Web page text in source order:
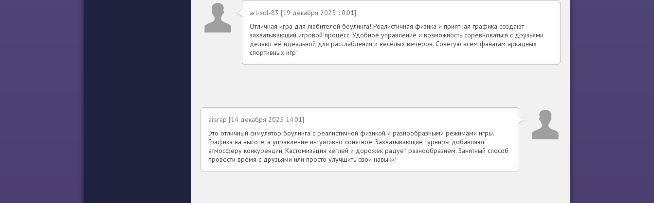
art-sol-83 [19 декабря 2025 10:01]
Отличная игра для любителей боулинга! Реалистичная физика и приятная графика создают
захватывающий игровой процесс. Удобное управление и возможность соревноваться с друзьями
делают её идеальной для расслабления и весёлых вечеров. Советую всем фанатам аркадных
спортивных игр!
arsrap [14 декабря 2025 14:01]
Это отличный симулятор боулинга с реалистичной физикой и разнообразными режимами игры.
Графика на высоте, а управление интуитивно понятное. Захватывающие турниры добавляют
атмосферу конкуренции. Кастомизация кеглей и дорожек радует разнообразием. Занятный способ
провести время с друзьями или просто улучшить свои навыки!